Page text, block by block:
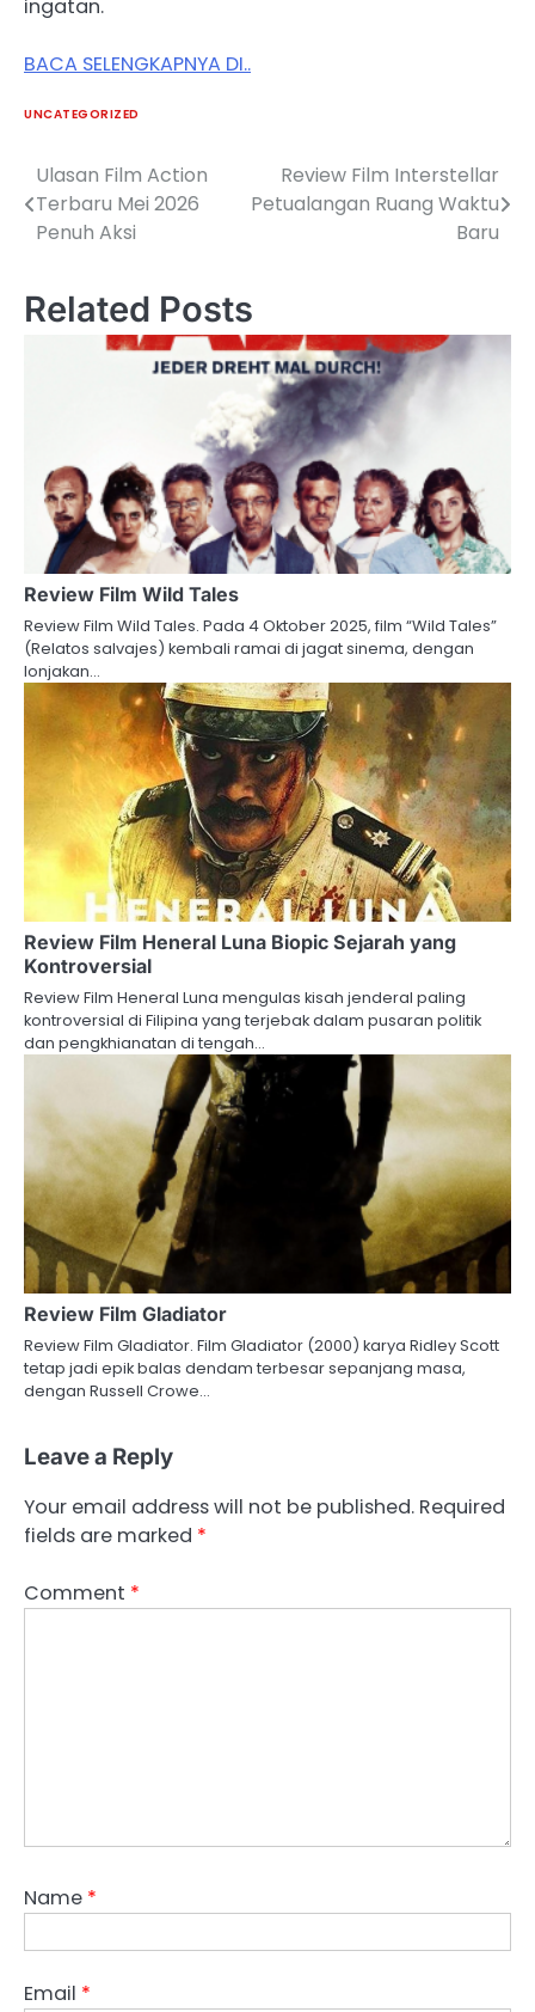
ingatan.
BACA SELENGKAPNYA DI..
UNCATEGORIZED
Post
navigation
Ulasan Film Action
Terbaru Mei 2026
Penuh Aksi
Review Film Interstellar
Petualangan Ruang Waktu
Baru
Related Posts
Review Film Wild Tales
Review Film Wild Tales. Pada 4 Oktober 2025, film “Wild Tales”
(Relatos salvajes) kembali ramai di jagat sinema, dengan
lonjakan…
Review Film Heneral Luna Biopic Sejarah yang
Kontroversial
Review Film Heneral Luna mengulas kisah jenderal paling
kontroversial di Filipina yang terjebak dalam pusaran politik
dan pengkhianatan di tengah…
Review Film Gladiator
Review Film Gladiator. Film Gladiator (2000) karya Ridley Scott
tetap jadi epik balas dendam terbesar sepanjang masa,
dengan Russell Crowe…
Leave a Reply
Your email address will not be published. Required
fields are marked *
Comment *
Name *
Email *